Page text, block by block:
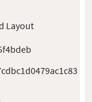
Layout